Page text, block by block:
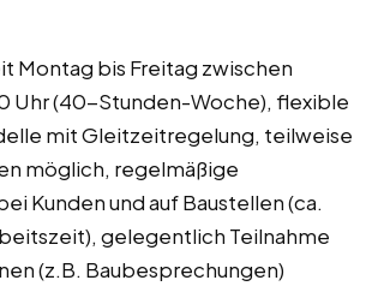
Montag bis Freitag zwischen
Uhr (40-Stunden-Woche), flexible
mit Gleitzeitregelung, teilweise
möglich, regelmäßige
Kunden und auf Baustellen (ca.
gelegentlich Teilnahme
(z.B. Baubesprechungen)